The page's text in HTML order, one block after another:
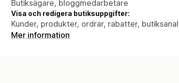
Butiksägare, bloggmedarbetare
Visa och redigera butiksuppgifter:
Kunder, produkter, ordrar, rabatter,
Mer information